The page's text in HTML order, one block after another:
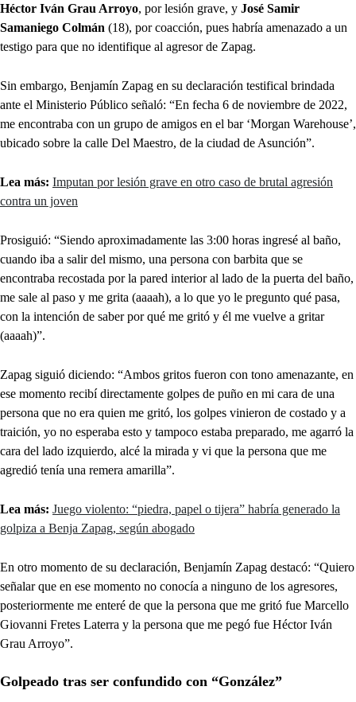
Héctor Iván Grau Arroyo, por lesión grave, y José Samir
Samaniego Colmán (18), por coacción, pues habría amenazado a un
testigo para que no identifique al agresor de Zapag.
Sin embargo, Benjamín Zapag en su declaración testifical brindada
ante el Ministerio Público señaló: “En fecha 6 de noviembre de 2022,
me encontraba con un grupo de amigos en el bar ‘Morgan Warehouse’,
ubicado sobre la calle Del Maestro, de la ciudad de Asunción”.
Lea más: Imputan por lesión grave en otro caso de brutal agresión
contra un joven
Prosiguió: “Siendo aproximadamente las 3:00 horas ingresé al baño,
cuando iba a salir del mismo, una persona con barbita que se
encontraba recostada por la pared interior al lado de la puerta del baño,
me sale al paso y me grita (aaaah), a lo que yo le pregunto qué pasa,
con la intención de saber por qué me gritó y él me vuelve a gritar
(aaaah)”.
Zapag siguió diciendo: “Ambos gritos fueron con tono amenazante, en
ese momento recibí directamente golpes de puño en mi cara de una
persona que no era quien me gritó, los golpes vinieron de costado y a
traición, yo no esperaba esto y tampoco estaba preparado, me agarró la
cara del lado izquierdo, alcé la mirada y vi que la persona que me
agredió tenía una remera amarilla”.
Lea más: Juego violento: “piedra, papel o tijera” habría generado la
golpiza a Benja Zapag, según abogado
En otro momento de su declaración, Benjamín Zapag destacó: “Quiero
señalar que en ese momento no conocía a ninguno de los agresores,
posteriormente me enteré de que la persona que me gritó fue Marcello
Giovanni Fretes Laterra y la persona que me pegó fue Héctor Iván
Grau Arroyo”.
Golpeado tras ser confundido con “González”